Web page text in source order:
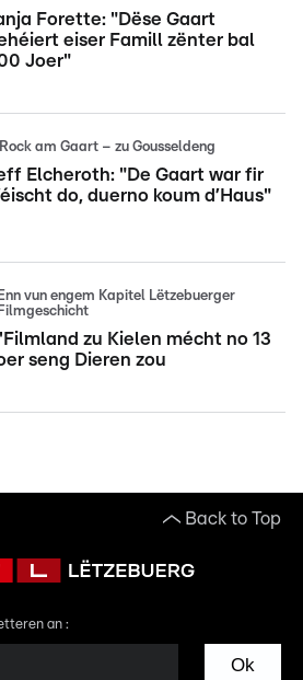
Forette: "Dëse Gaart
eiser Famill zënter bal
Joer"
Rock am Gaart – zu Gousseldeng
Elcheroth: "De Gaart war fir
do, duerno koum d’Haus"
Enn vun engem Kapitel Lëtzebuerger
Filmgeschicht
zu Kielen mécht no 13
seng Dieren zou
Back to Top
an :
Ok